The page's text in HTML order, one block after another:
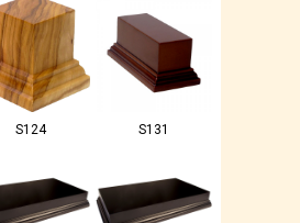
S124 S131